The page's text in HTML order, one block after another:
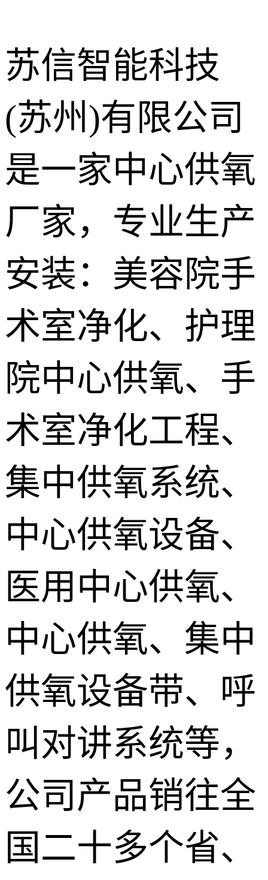
苏信智能科技
(苏州)有限公司
是一家中心供氧
厂家，专业生产
安装：美容院手
术室净化、护理
院中心供氧、手
术室净化工程、
集中供氧系统、
中心供氧设备、
医用中心供氧、
中心供氧、集中
供氧设备带、呼
叫对讲系统等，
公司产品销往全
国二十多个省、
中心供氧系
统
气体终端
护理设备带
走廊扶手
手术室净化
修配件